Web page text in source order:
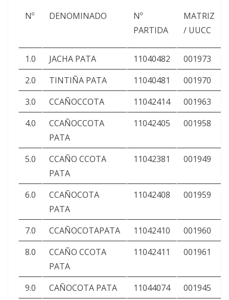
Nº DENOMINADO
Nº
PARTIDA
MATRIZ
/ UUCC
1.0
JACHA PATA 11040482 001973
2.0
TINTIÑA PATA 11040481 001970
3.0
CCAÑOCCOTA 11042414 001963
4.0
CCAÑOCCOTA
PATA
11042405 001958
5.0
CCAÑO CCOTA
PATA
11042381 001949
6.0
CCAÑOCOTA
PATA
11042408 001959
7.0 CCAÑOCOTAPATA 11042410 001960
8.0
CCAÑO CCOTA
PATA
11042411 001961
9.0 CAÑOCOTA PATA 11044074 001945